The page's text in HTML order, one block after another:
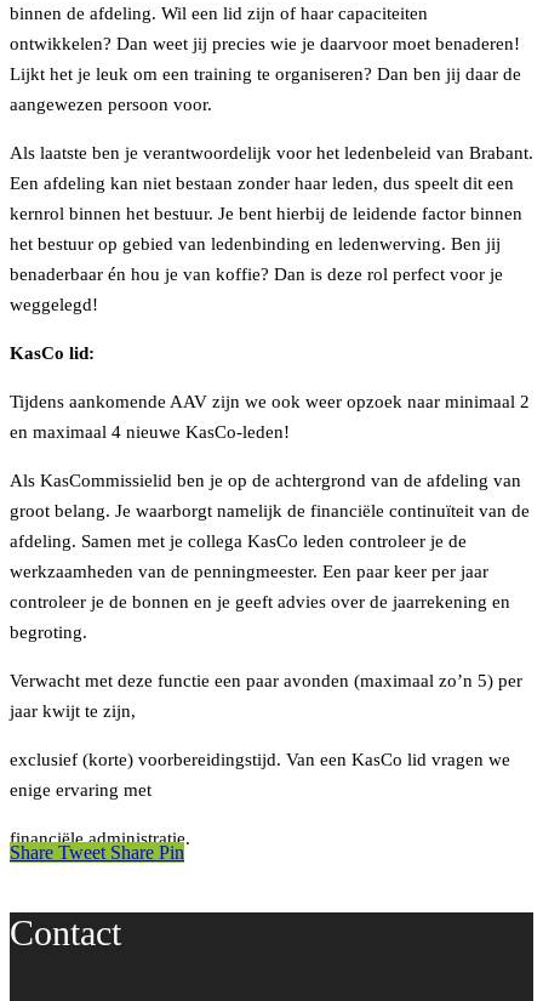
binnen de afdeling. Wil een lid zijn of haar capaciteiten
ontwikkelen? Dan weet jij precies wie je daarvoor moet benaderen!
Lijkt het je leuk om een training te organiseren? Dan ben jij daar de
aangewezen persoon voor.
Als laatste ben je verantwoordelijk voor het ledenbeleid van Brabant.
Een afdeling kan niet bestaan zonder haar leden, dus speelt dit een
kernrol binnen het bestuur. Je bent hierbij de leidende factor binnen
het bestuur op gebied van ledenbinding en ledenwerving. Ben jij
benaderbaar én hou je van koffie? Dan is deze rol perfect voor je
weggelegd!
KasCo lid:
Tijdens aankomende AAV zijn we ook weer opzoek naar minimaal 2
en maximaal 4 nieuwe KasCo-leden!
Als KasCommissielid ben je op de achtergrond van de afdeling van
groot belang. Je waarborgt namelijk de financiële continuïteit van de
afdeling. Samen met je collega KasCo leden controleer je de
werkzaamheden van de penningmeester. Een paar keer per jaar
controleer je de bonnen en je geeft advies over de jaarrekening en
begroting.
Verwacht met deze functie een paar avonden (maximaal zo’n 5) per
jaar kwijt te zijn,
exclusief (korte) voorbereidingstijd. Van een KasCo lid vragen we
enige ervaring met
financiële administratie.
Share Tweet Share Pin
Contact